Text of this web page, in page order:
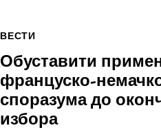
ВЕСТИ
Обуставити
француско-
споразума до
избора